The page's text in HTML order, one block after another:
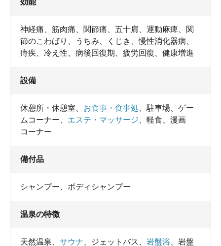
神経痛、筋肉痛、関節痛、五十肩、運動麻痺、関
節のこわばり、うちみ、くじき、慢性消化器病、
痔疾、冷え性、病後回復期、疲労回復、健康増進
設備
休憩所・休憩室 お食事・食事処 駐車場
ゲー
ムコーナー
エステ・マッサージ 軽食
漫画
コーナー
備付品
シャンプー ボディシャンプー
温泉の特徴
天然温泉 サウナ ジェットバス 岩盤浴 岩盤